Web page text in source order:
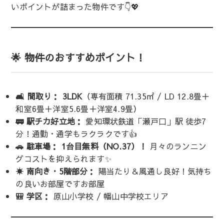
いポイントが詰まった物件です👇💖
🌟 物件のおすすめポイント！
🛋 間取り： 3LDK（専有面積 71.35㎡ / LD 12.8畳＋
和室6畳＋洋室5.6畳＋洋室4.9畳）
🚃 駅チカ好立地： 愛知環状鉄道「瀬戸口」駅 徒歩7
分！通勤・通学もラクラクです👍
🚗 駐車場： 1台目無料（NO.37）！ 月々のランニン
グコストを抑えられます✨
☀️ 南向き・5階部分： 陽当たり＆風通し良好！気持ち
の良いお部屋ですお部屋
🎒 学区： 原山小学校 / 幡山中学校エリア